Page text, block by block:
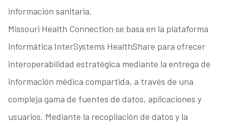
información sanitaria.
Missouri Health Connection se basa en la plataforma
informática InterSystems HealthShare para ofrecer
interoperabilidad estratégica mediante la entrega de
información médica compartida, a través de una
compleja gama de fuentes de datos, aplicaciones y
usuarios. Mediante la recopilación de datos y la